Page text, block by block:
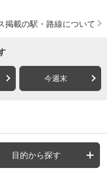
掲載の駅・路線について
今週末
目的から探す